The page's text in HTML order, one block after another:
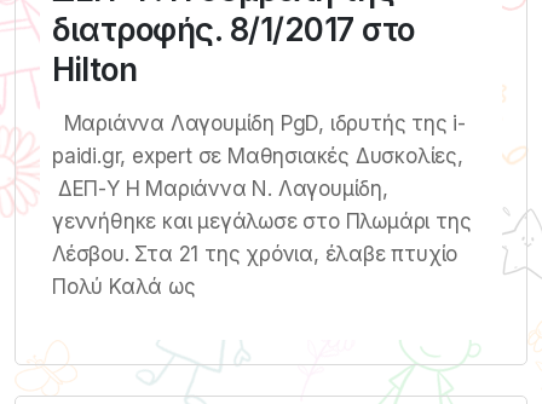
διατροφής. 8/1/2017 στο
Hilton
Μαριάννα Λαγουμίδη PgD, ιδρυτής της i-
paidi.gr, expert σε Μαθησιακές Δυσκολίες,
ΔΕΠ-Υ Η Μαριάννα Ν. Λαγουμίδη,
γεννήθηκε και μεγάλωσε στο Πλωμάρι της
Λέσβου. Στα 21 της χρόνια, έλαβε πτυχίο
Πολύ Καλά ως